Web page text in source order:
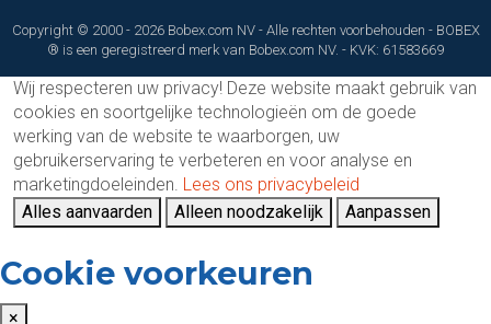
Copyright © 2000 - 2026 Bobex.com NV - Alle rechten voorbehouden - BOBEX
® is een geregistreerd merk van Bobex.com NV. - KVK: 61583669
Wij respecteren uw privacy! Deze website maakt gebruik van
cookies en soortgelijke technologieën om de goede
werking van de website te waarborgen, uw
gebruikerservaring te verbeteren en voor analyse en
marketingdoeleinden. Lees ons privacybeleid
Alles aanvaarden
Alleen noodzakelijk Aanpassen
Cookie voorkeuren
×